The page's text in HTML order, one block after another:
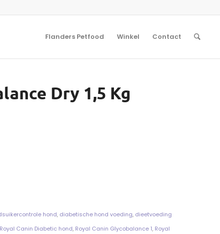
Flanders Petfood Winkel Contact
Dry 1,5 Kg
hond, diabetische hond voeding, dieetvoeding
Royal Canin Diabetic hond, Royal Canin Glycobalance 1, Royal